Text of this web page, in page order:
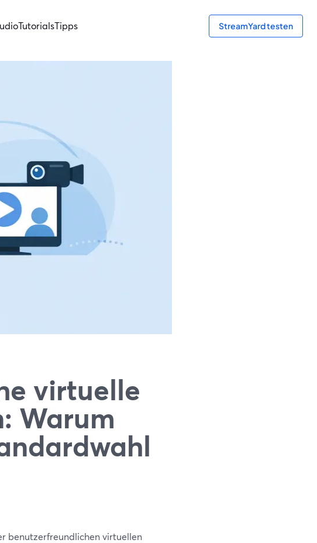
TutorialsTipps StreamYard testen
virtuelle
Warum
benutzerfreundlichen virtuellen